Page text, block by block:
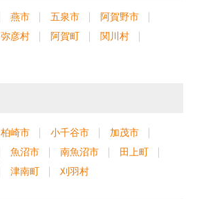
燕市 五泉市
阿賀野市
弥彦村 阿賀町
関川村
柏崎市 小千谷市
加茂市
魚沼市 南魚沼市
田上町
津南町 刈羽村